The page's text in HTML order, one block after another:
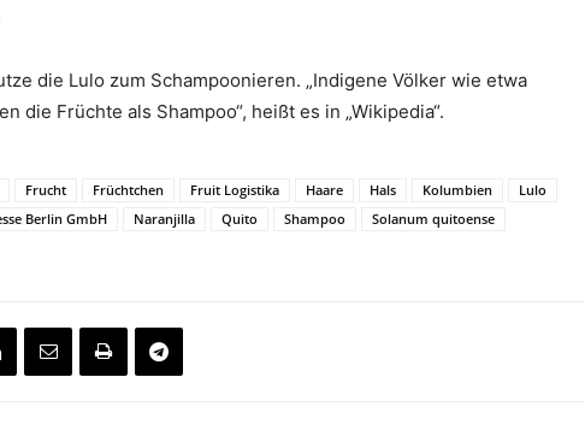
die Lulo zum Schampoonieren. „Indigene Völker wie etwa
die Früchte als Shampoo“, heißt es in „Wikipedia“.
Frucht Früchtchen Fruit Logistika Haare Hals Kolumbien
Lulo
Berlin GmbH Naranjilla Quito Shampoo
Solanum quitoense